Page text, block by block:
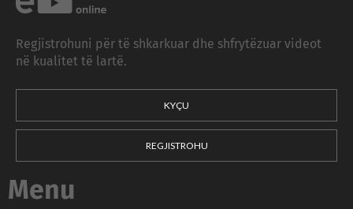
Regjistrohuni për të shkarkuar dhe shfrytëzuar videot
në kualitet të lartë.
KYÇU
REGJISTROHU
Menu